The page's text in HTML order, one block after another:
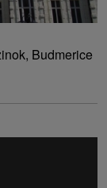
Budmerice